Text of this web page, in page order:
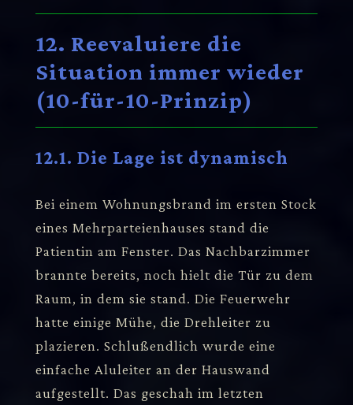
12. Reevaluiere die
Situation immer wieder
(10-für-10-Prinzip)
12.1. Die Lage ist dynamisch
Bei einem Wohnungsbrand im ersten Stock
eines Mehrparteienhauses stand die
Patientin am Fenster. Das Nachbarzimmer
brannte bereits, noch hielt die Tür zu dem
Raum, in dem sie stand. Die Feuerwehr
hatte einige Mühe, die Drehleiter zu
plazieren. Schlußendlich wurde eine
einfache Aluleiter an der Hauswand
aufgestellt. Das geschah im letzten